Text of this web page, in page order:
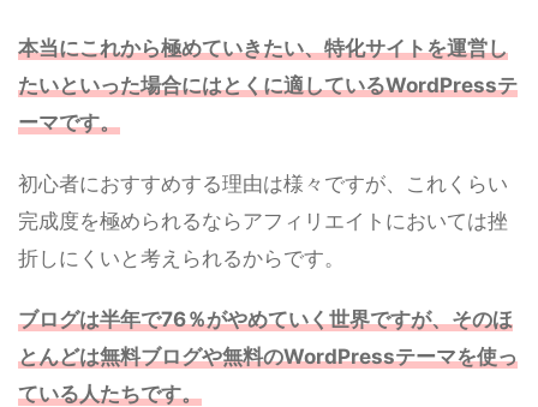
本当にこれから極めていきたい、特化サイトを運営し
たいといった場合にはとくに適しているWordPressテ
ーマです。
初心者におすすめする理由は様々ですが、これくらい
完成度を極められるならアフィリエイトにおいては挫
折しにくいと考えられるからです。
ブログは半年で76％がやめていく世界ですが、そのほ
とんどは無料ブログや無料のWordPressテーマを使っ
ている人たちです。